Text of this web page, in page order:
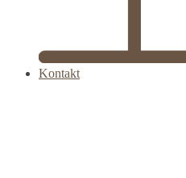
Kontakt